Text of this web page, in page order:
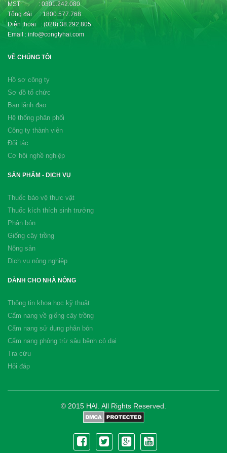
MST : 0301.242.080
Tổng đài : 1800.577.768
Điện thoại : (028).38.292.805
Email : info@congtyhai.com
VỀ CHÚNG TÔI
Hồ sơ công ty
Sơ đồ tổ chức
Ban lãnh đạo
Hệ thống phân phối
Công ty thành viên
Đối tác
Cơ hội nghề nghiệp
SẢN PHẨM - DỊCH VỤ
Thuốc bảo vệ thực vật
Thuốc kích thích sinh trưởng
Phân bón
Giống cây trồng
Nông sản
Dịch vụ nông nghiệp
DÀNH CHO NHÀ NÔNG
Thông tin khoa học kỹ thuật
Cẩm nang về giống cây trồng
Cẩm nang sử dụng phân bón
Cẩm nang phòng trừ sâu bệnh cỏ dại
Tra cứu
Hỏi đáp
© 2015 HAI. All Rights Reserved.